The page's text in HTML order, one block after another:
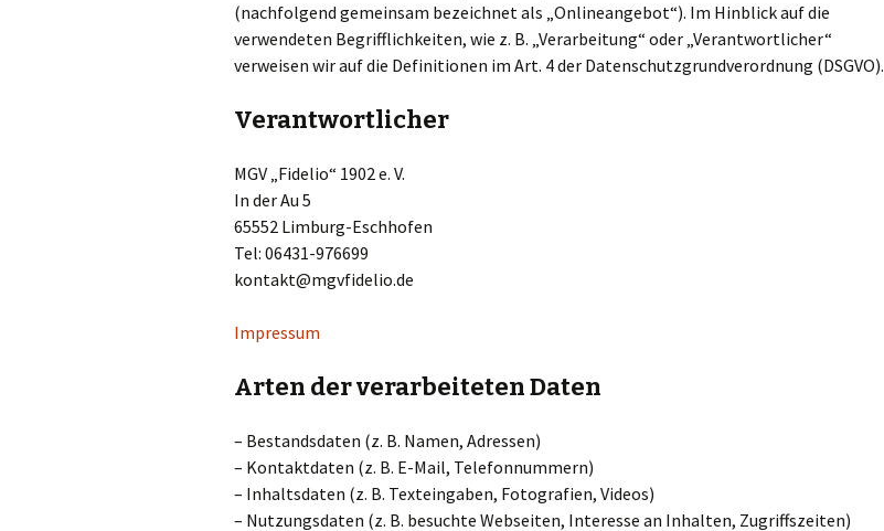
(nachfolgend gemeinsam bezeichnet als „Onlineangebot“). Im Hinblick auf die
verwendeten Begrifflichkeiten, wie z. B. „Verarbeitung“ oder „Verantwortlicher“
verweisen wir auf die Definitionen im Art. 4 der Datenschutzgrundverordnung (DSGVO).
Verantwortlicher
MGV „Fidelio“ 1902 e. V.
In der Au 5
65552 Limburg-Eschhofen
Tel: 06431-976699
kontakt@mgvfidelio.de
Impressum
Arten der verarbeiteten Daten
– Bestandsdaten (z. B. Namen, Adressen)
– Kontaktdaten (z. B. E-Mail, Telefonnummern)
– Inhaltsdaten (z. B. Texteingaben, Fotografien, Videos)
– Nutzungsdaten (z. B. besuchte Webseiten, Interesse an Inhalten, Zugriffszeiten)